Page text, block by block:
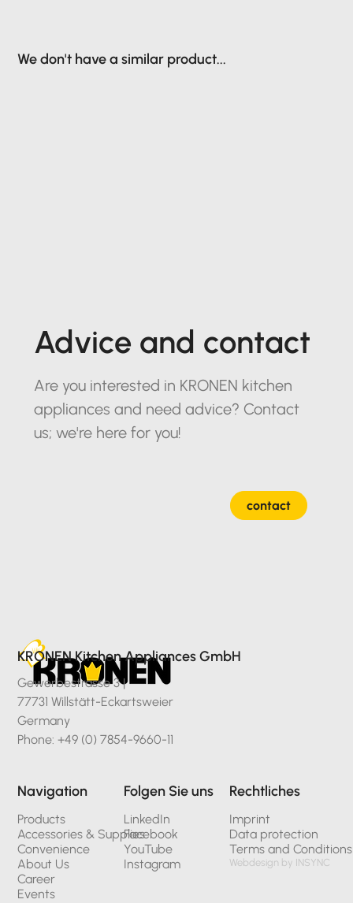
We don't have a similar product...
Advice and contact
Are you interested in KRONEN kitchen
appliances and need advice? Contact
us; we're here for you!
contact
KRONEN Kitchen Appliances GmbH
Gewerbestrasse 3 |
77731 Willstätt-Eckartsweier
Germany
Phone: +49 (0) 7854-9660-11
Navigation
Products
Accessories & Supplies
Convenience
About Us
Career
Events
Folgen Sie uns
LinkedIn
Facebook
YouTube
Instagram
Rechtliches
Imprint
Data protection
Terms and Conditions
Webdesign by INSYNC